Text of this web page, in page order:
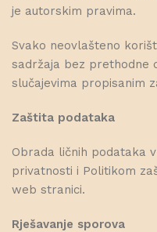
je autorskim pravima.
Svako neovlašteno
sadržaja bez prethodne
slučajevima propisanim
Zaštita podataka
Obrada ličnih podataka
privatnosti i Politikom
web stranici.
Rješavanje sporova